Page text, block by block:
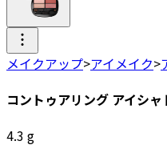
メイクアップ>アイメイク>
コントゥアリング アイシャ
4.3 g